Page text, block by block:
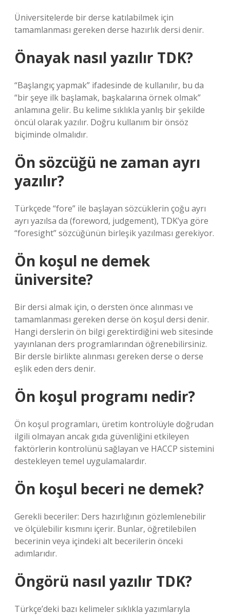
Üniversitelerde bir derse katılabilmek için
tamamlanması gereken derse hazırlık dersi denir.
Önayak nasıl yazılır TDK?
“Başlangıç ​​yapmak” ifadesinde de kullanılır, bu da
“bir şeye ilk başlamak, başkalarına örnek olmak”
anlamına gelir. Bu kelime sıklıkla yanlış bir şekilde
öncül olarak yazılır. Doğru kullanım bir önsöz
biçiminde olmalıdır.
Ön sözcüğü ne zaman ayrı
yazılır?
Türkçede “fore” ile başlayan sözcüklerin çoğu ayrı
ayrı yazılsa da (foreword, judgement), TDK’ya göre
“foresight” sözcüğünün birleşik yazılması gerekiyor.
Ön koşul ne demek
üniversite?
Bir dersi almak için, o dersten önce alınması ve
tamamlanması gereken derse ön koşul dersi denir.
Hangi derslerin ön bilgi gerektirdiğini web sitesinde
yayınlanan ders programlarından öğrenebilirsiniz.
Bir dersle birlikte alınması gereken derse o derse
eşlik eden ders denir.
Ön koşul programı nedir?
Ön koşul programları, üretim kontrolüyle doğrudan
ilgili olmayan ancak gıda güvenliğini etkileyen
faktörlerin kontrolünü sağlayan ve HACCP sistemini
destekleyen temel uygulamalardır.
Ön koşul beceri ne demek?
Gerekli beceriler: Ders hazırlığının gözlemlenebilir
ve ölçülebilir kısmını içerir. Bunlar, öğretilebilen
becerinin veya içindeki alt becerilerin önceki
adımlarıdır.
Öngörü nasıl yazılır TDK?
Türkçe’deki bazı kelimeler sıklıkla yazımlarıyla